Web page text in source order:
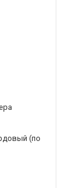
(по